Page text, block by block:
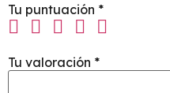
Tu puntuación *
Tu valoración *